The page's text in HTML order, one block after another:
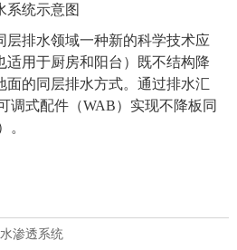
系统示意图
层排水领域一种新的科学技术应
适用于厨房和阳台）既不结构降
面的同层排水方式。通过排水汇
调式配件（WAB）实现不降板同
。
渗透系统